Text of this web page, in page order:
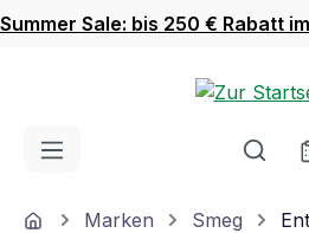
Zum Hauptinhalt springen
Summer Sale: bis 250 € Rabatt
HomeMarken Smeg